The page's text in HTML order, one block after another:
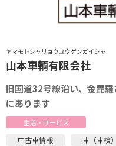
ヤマモトシャリョウユウゲンガイシャ
山本車輌有限会社
旧国道32号線沿い、金毘
にあります
生活・サービス
中古車情報 車（車検）